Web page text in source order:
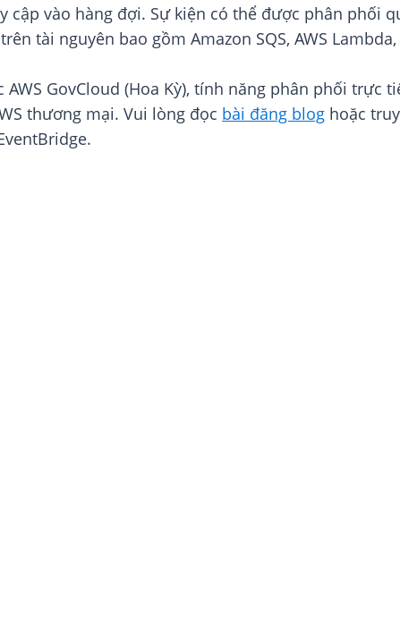
cập vào hàng đợi. Sự kiện có thể được phân phối
tài nguyên bao gồm Amazon SQS, AWS
AWS GovCloud (Hoa Kỳ), tính năng phân phối
thương mại. Vui lòng đọc bài đăng blog hoặc